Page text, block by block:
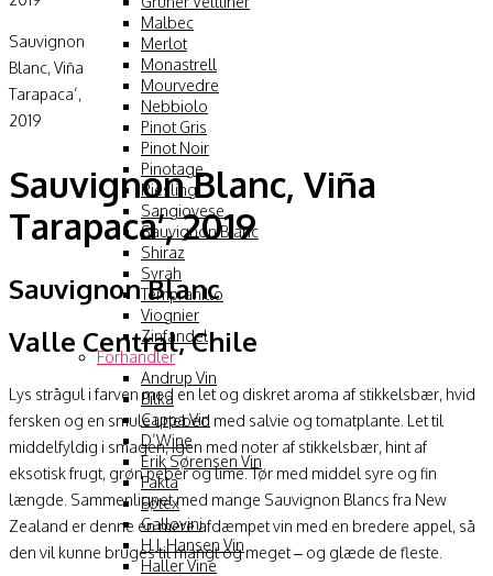
Malbec
Merlot
Monastrell
Mourvedre
Nebbiolo
Pinot Gris
Pinot Noir
Pinotage
Riesling
Sangiovese
Sauvignon Blanc
Shiraz
Syrah
Tempranillo
Viognier
Zinfandel
Forhandler
Andrup Vin
Bilka
Cappa Vin
D’Wine
Erik Sørensen Vin
Fakta
Føtex
Gallovini
H.J. Hansen Vin
Haller Vine
Sauvignon
Blanc, Viña
Tarapaca’,
2019
Sauvignon Blanc, Viña
Tarapaca’, 2019
Sauvignon Blanc
Valle Central, Chile
Lys strågul i farven med en let og diskret aroma af stikkelsbær, hvid
fersken og en smule urtebed med salvie og tomatplante. Let til
middelfyldig i smagen, igen med noter af stikkelsbær, hint af
eksotisk frugt, grøn peber og lime. Tør med middel syre og fin
længde. Sammenlignet med mange Sauvignon Blancs fra New
Zealand er denne en mere afdæmpet vin med en bredere appel, så
den vil kunne bruges til mangt og meget – og glæde de fleste.